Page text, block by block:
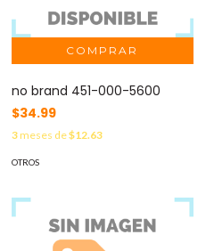
no brand 451-000-5600
$34.99
3meses de$12.63
OTROS